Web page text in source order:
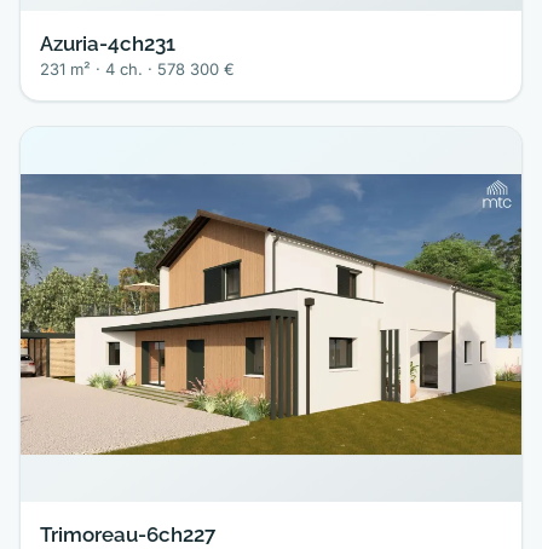
Azuria-4ch231
231 m² · 4 ch. · 578 300 €
Trimoreau-6ch227